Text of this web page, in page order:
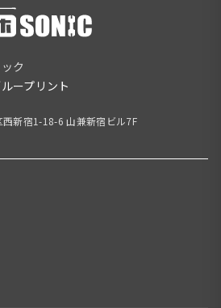
ク
ープリント
西新宿1-18-6 山兼新宿ビル7F